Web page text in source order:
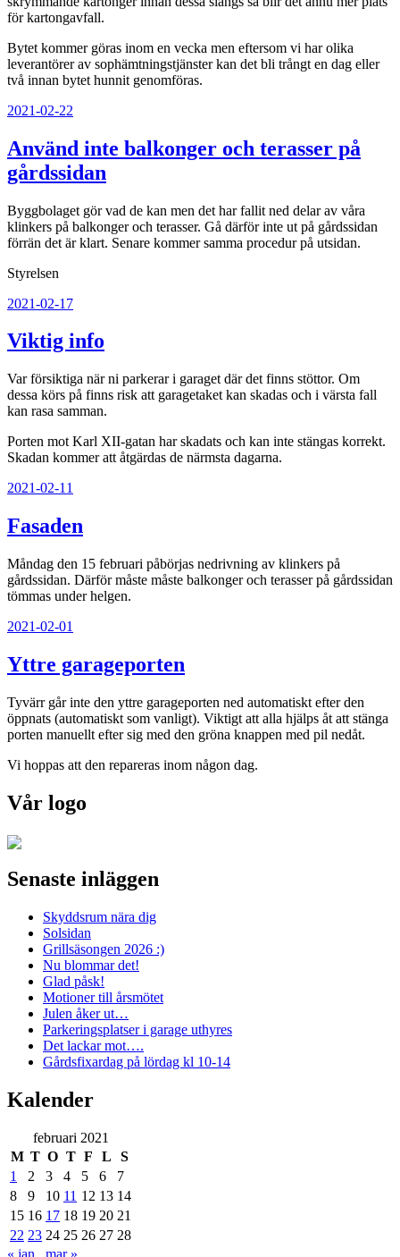
för kartongavfall.
Bytet kommer göras inom en vecka men eftersom vi har olika
leverantörer av sophämtningstjänster kan det bli trångt en dag eller
två innan bytet hunnit genomföras.
Publicerat
2021-02-22
Använd inte balkonger och terasser på
gårdssidan
Byggbolaget gör vad de kan men det har fallit ned delar av våra
klinkers på balkonger och terasser. Gå därför inte ut på gårdssidan
förrän det är klart. Senare kommer samma procedur på utsidan.
Styrelsen
Publicerat
2021-02-17
Viktig info
Var försiktiga när ni parkerar i garaget där det finns stöttor. Om
dessa körs på finns risk att garagetaket kan skadas och i värsta fall
kan rasa samman.
Porten mot Karl XII-gatan har skadats och kan inte stängas korrekt.
Skadan kommer att åtgärdas de närmsta dagarna.
Publicerat
2021-02-11
Fasaden
Måndag den 15 februari påbörjas nedrivning av klinkers på
gårdssidan. Därför måste måste balkonger och terasser på gårdssidan
tömmas under helgen.
Publicerat
2021-02-01
Yttre garageporten
Tyvärr går inte den yttre garageporten ned automatiskt efter den
öppnats (automatiskt som vanligt). Viktigt att alla hjälps åt att stänga
porten manuellt efter sig med den gröna knappen med pil nedåt.
Vi hoppas att den repareras inom någon dag.
Vår logo
Senaste inläggen
Skyddsrum nära dig
Solsidan
Grillsäsongen 2026 :)
Nu blommar det!
Glad påsk!
Motioner till årsmötet
Julen åker ut…
Parkeringsplatser i garage uthyres
Det lackar mot….
Gårdsfixardag på lördag kl 10-14
Kalender
februari 2021
M T O T F L
S
1
2 3 4 5 6
7
8
9 10 11 12 13 14
15 16 17 18 19 20 21
22 23 24 25 26 27 28
« jan
mar »